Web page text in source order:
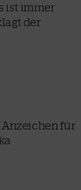
ist immer
der
Anzeichen für